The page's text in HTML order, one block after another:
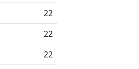
22
22
22